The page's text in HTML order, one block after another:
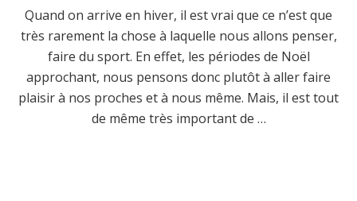
Quand on arrive en hiver, il est vrai que ce n’est que
très rarement la chose à laquelle nous allons penser,
faire du sport. En effet, les périodes de Noël
approchant, nous pensons donc plutôt à aller faire
plaisir à nos proches et à nous même. Mais, il est tout
de même très important de …